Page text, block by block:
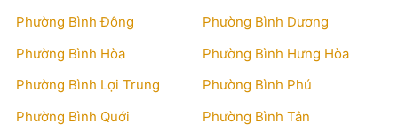
Phường Bình Đông
Phường Bình Dương
Phường Bình Hòa
Phường Bình Hưng Hòa
Phường Bình Lợi Trung
Phường Bình Phú
Phường Bình Quới
Phường Bình Tân